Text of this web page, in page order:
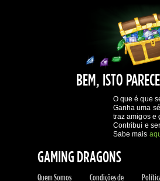
BEM, ISTO
O que é que
Ganha uma
Contribui e
Sabe maisaqui
GAMING DRAGONS
Condições de
Política
REGISTA-TE AGORA!